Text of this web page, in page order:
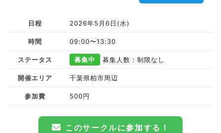
日程 2026年5月6日(水)
時間 09:00〜13:30
ステータス 募集中 募集人数：制限なし
開催エリア 千葉県柏市周辺
参加費 500円
このサークルに参加する！